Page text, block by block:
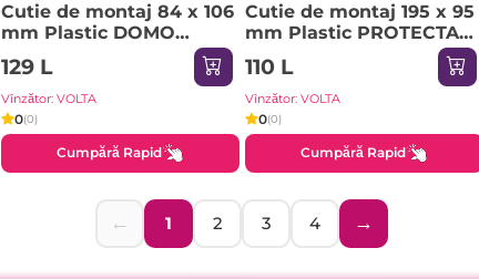
Cutie de montaj 84 x 106
mm Plastic DOMO
Scame
129 L
Vînzător: VOLTA
0(0)
Cumpără Rapid
Cutie de montaj 195 x 95
mm Plastic PROTECTA
Scame
110 L
Vînzător: VOLTA
0(0)
Cumpără Rapid
← 1 2 3 4 →